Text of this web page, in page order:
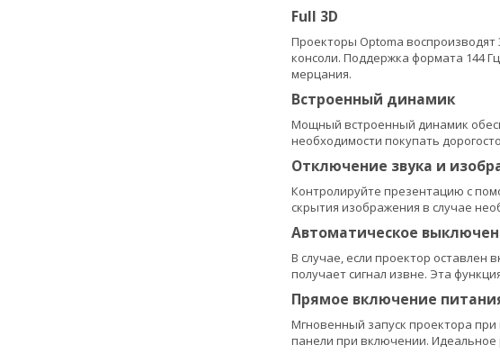
Full 3D
Проекторы Optoma воспроизводят
консоли. Поддержка формата 144
мерцания.
Встроенный динамик
Мощный встроенный динамик
необходимости покупать
Отключение звука и
Контролируйте презентацию с
скрытия изображения в случае
Автоматическое
В случае, если проектор оставлен
получает сигнал извне. Эта
Прямое включение
Мгновенный запуск проектора
панели при включении.